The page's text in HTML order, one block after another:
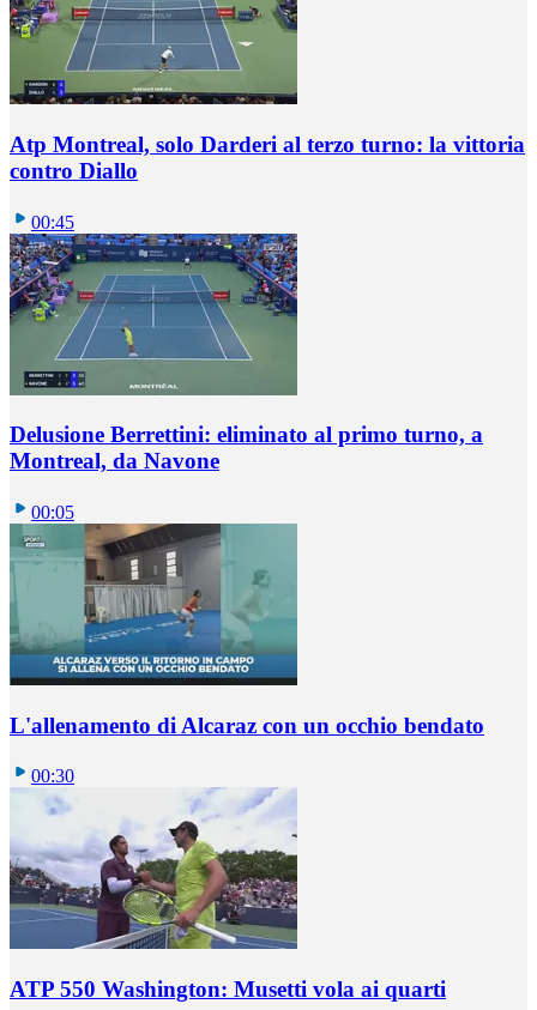
Atp Montreal, solo Darderi al terzo turno: la vittoria
contro Diallo
00:45
Delusione Berrettini: eliminato al primo turno, a
Montreal, da Navone
00:05
L'allenamento di Alcaraz con un occhio bendato
00:30
ATP 550 Washington: Musetti vola ai quarti